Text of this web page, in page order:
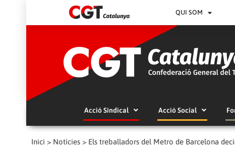
QUI SOM
Acció Sindical Acció Social
Inici > Notícies > Els treballadors del Metro de Barcelona